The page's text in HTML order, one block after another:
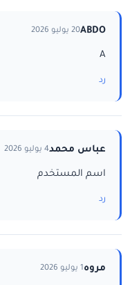
ABDO20 يوليو 2026
A
رد
عباس محمد4 يوليو 2026
اسم المستخدم
رد
مروه1 يوليو 2026